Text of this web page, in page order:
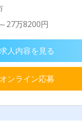
27万8200円
求人内容を見る
オンライン応募